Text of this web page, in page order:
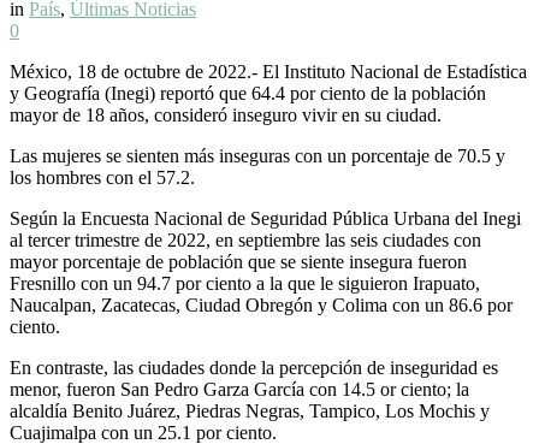
in País, Últimas Noticias
0
México, 18 de octubre de 2022.- El Instituto Nacional de Estadística
y Geografía (Inegi) reportó que 64.4 por ciento de la población
mayor de 18 años, consideró inseguro vivir en su ciudad.
Las mujeres se sienten más inseguras con un porcentaje de 70.5 y
los hombres con el 57.2.
Según la Encuesta Nacional de Seguridad Pública Urbana del Inegi
al tercer trimestre de 2022, en septiembre las seis ciudades con
mayor porcentaje de población que se siente insegura fueron
Fresnillo con un 94.7 por ciento a la que le siguieron Irapuato,
Naucalpan, Zacatecas, Ciudad Obregón y Colima con un 86.6 por
ciento.
En contraste, las ciudades donde la percepción de inseguridad es
menor, fueron San Pedro Garza García con 14.5 or ciento; la
alcaldía Benito Juárez, Piedras Negras, Tampico, Los Mochis y
Cuajimalpa con un 25.1 por ciento.